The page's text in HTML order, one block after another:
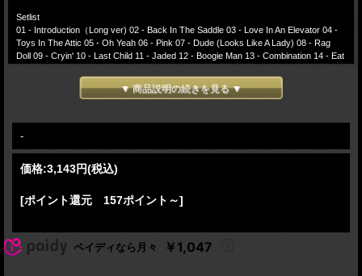
Setlist
01 - Introduction（Long ver) 02 - Back In The Saddle 03 - Love In An Elevator 04 -
Toys In The Attic 05 - Oh Yeah 06 - Pink 07 - Dude (Looks Like A Lady) 08 - Rag
Doll 09 - Cryin' 10 - Last Child 11 - Jaded 12 - Boogie Man 13 - Combination 14 - Eat
16 - Livin' On The Edge 17 - I Don't Want To Miss A Thing 18 - No More No More 19
- Come Together (The Beatles cover) 20 - Walk This Way (with snippet of Mother
Joey Kramer - drums
Brad Whitford - guitar
* David Hull replacing Tom Hamilton due to health problems.
▼ 商品説明の続きを見る ▼
-
価格:3,143円(税込)
[ポイント還元 157ポイント～]
ペイディなら月々 ￥1,047